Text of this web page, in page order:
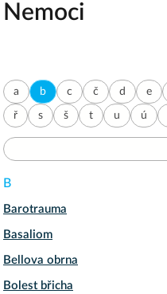
Nemoci
a b c č d e
ř s š t u ú
B
Barotrauma
Basaliom
Bellova obrna
Bolest břicha